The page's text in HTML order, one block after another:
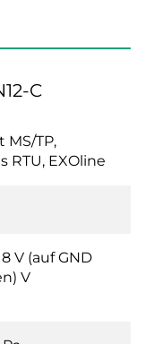
C
MS/TP,
RTU, EXOline
V (auf GND
V